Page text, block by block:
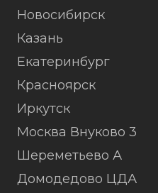
Новосибирск
Казань
Екатеринбург
Красноярск
Иркутск
Москва Внуково 3
Шереметьево А
Домодедово ЦДА